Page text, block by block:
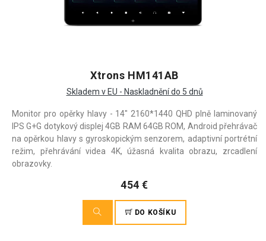
Xtrons HM141AB
Skladem v EU - Naskladnění do 5 dnů
Monitor pro opěrky hlavy - 14" 2160*1440 QHD plně laminovaný
IPS G+G dotykový displej 4GB RAM 64GB ROM, Android přehrávač
na opěrkou hlavy s gyroskopickým senzorem, adaptivní portrétní
režim, přehrávání videa 4K, úžasná kvalita obrazu, zrcadlení
obrazovky.
454 €
DO KOŠÍKU